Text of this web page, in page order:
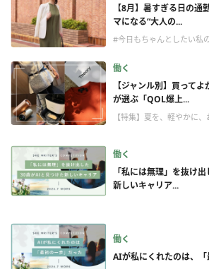
【8月】暑すぎる日の
マになる“大人の...
#今日もちゃんとしたい私
働く
【ジャンル別】買って
が選ぶ「QOL爆上...
【特集】夏を、軽やかに、
働く
「私には無理」を抜け
新しいキャリア...
働く
AIが私にくれたのは、